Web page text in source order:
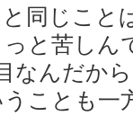
同じこと
と苦しん
なんだか
ことも一